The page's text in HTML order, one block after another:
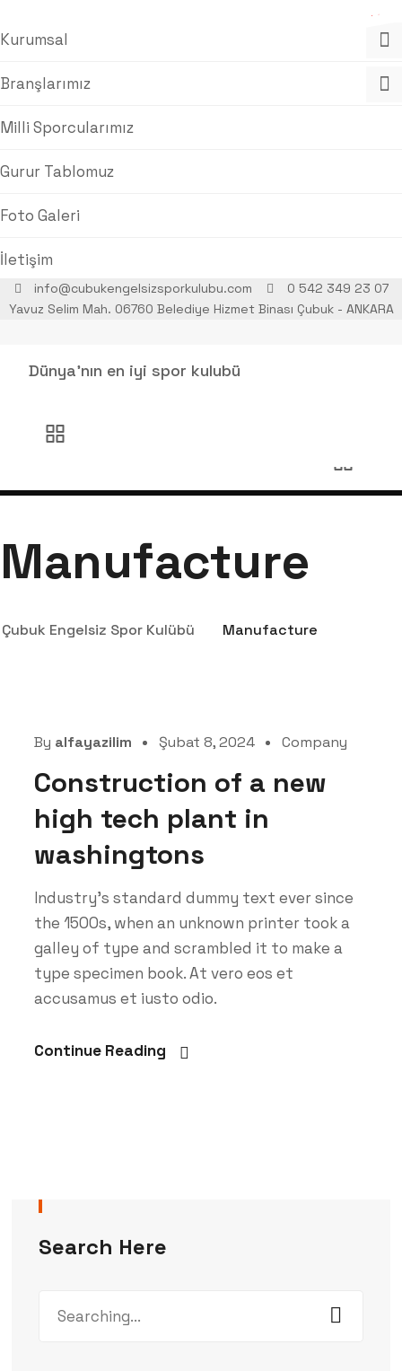
Kurumsal
Branşlarımız
Milli Sporcularımız
Gurur Tablomuz
Foto Galeri
İletişim
info@cubukengelsizsporkulubu.com
0 542 349 23 07
Yavuz Selim Mah. 06760 Belediye Hizmet Binası Çubuk - ANKARA
Dünya'nın en iyi spor kulubü
Manufacture
Çubuk Engelsiz Spor Kulübü Manufacture
By alfayazilim Şubat 8, 2024 Company
Construction of a new
high tech plant in
washingtons
Industry’s standard dummy text ever since
the 1500s, when an unknown printer took a
galley of type and scrambled it to make a
type specimen book. At vero eos et
accusamus et iusto odio.
Continue Reading
Search Here
for: